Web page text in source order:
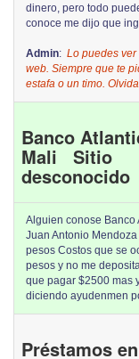
dinero, pero todo
conoce me dijo que
Admin: Lo puedes ver
web. Siempre que te
estafa o un timo.
Banco
Mali Sitio
desconocido
Alguien conose Banco
Juan Antonio
pesos Costos que se
pesos y no me
que pagar $2500 mas
diciendo ayudenmen
Préstamos en